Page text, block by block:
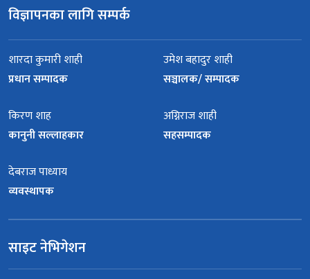
विज्ञापनका लागि सम्पर्क
शारदा कुमारी शाही
प्रधान सम्पादक
उमेश बहादुर शाही
सञ्चालक/ सम्पादक
किरण शाह
कानुनी सल्लाहकार
अग्निराज शाही
सहसम्पादक
देबराज पाध्याय
व्यवस्थापक
साइट नेभिगेशन